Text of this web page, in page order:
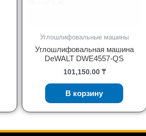
Углошлифовальные машины
Углошлифовальная машина
DeWALT DWE4557-QS
101,150.00 ₸
В корзину